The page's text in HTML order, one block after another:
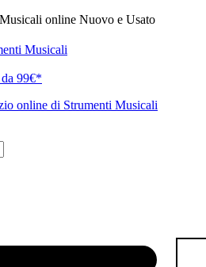
online Nuovo e Usato
Musicali
99€*